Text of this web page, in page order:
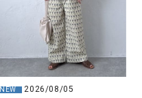
NEW 2026/08/05